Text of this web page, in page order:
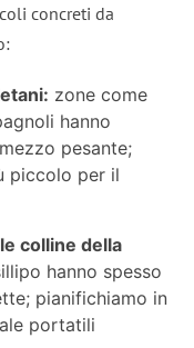
concreti da
zone come
hanno
pesante;
piccolo per il
colline della
hanno spesso
pianifichiamo in
portatili